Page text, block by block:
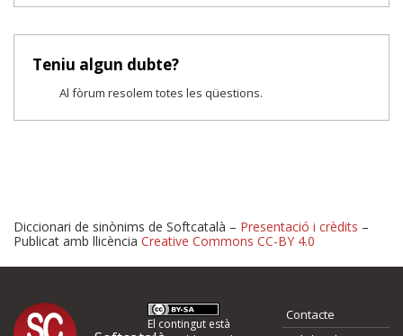
Teniu algun dubte?
Al fòrum resolem totes les qüestions.
Proposeu-nos millores o
Diccionari de sinònims de Softcatalà – Presentació i crèdits –
Publicat amb llicència Creative Commons CC-BY 4.0
El contingut està
Contacte